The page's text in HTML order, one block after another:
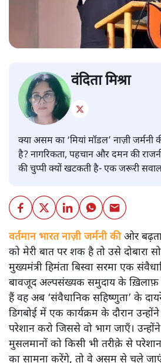
वंदिता मिश्रा
क्या असम का ‘मियां मॉडल’ नाज़ी जर्मनी
है? नागरिकता, पहचान और दमन की
की चुप्पी क्यों खटकती है- एक जरूरी
वर्तमान भारत नाज़ी जर्मनी कीओर बढ़ता
को मेरी बात पर शक है तो उसे दोबारा
मुख्यमंत्री हिमंता बिस्वा सरमा एक
बावजूद अल्पसंख्यक समुदाय के ख़िलाफ़
हैं वह अब ‘संवैधानिक सहिष्णुता’ के
डिगबोई में एक कार्यक्रम के दौरान
परेशान करो जिससे वो भाग जाएँ।
मुसलमानों को किसी भी तरीक़े से
का सामना करेंगे, तो वे असम से चले